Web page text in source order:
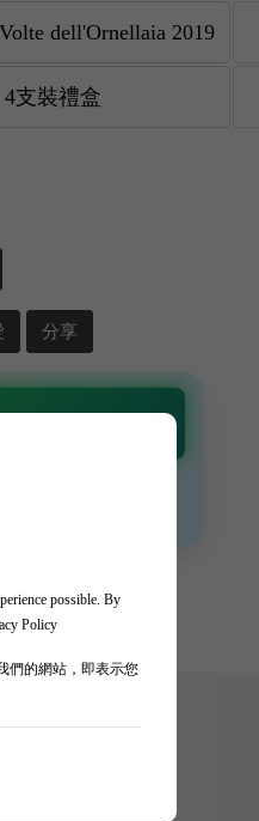
possible. By
Policy
們的網站，即表示您
分享
Channel
+ 開啟通知 🎯
優惠、獨家驚喜💥